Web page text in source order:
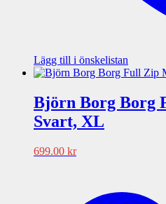
Lägg till i önskelistan
Björn Borg Borg
Svart, XL
699.00 kr